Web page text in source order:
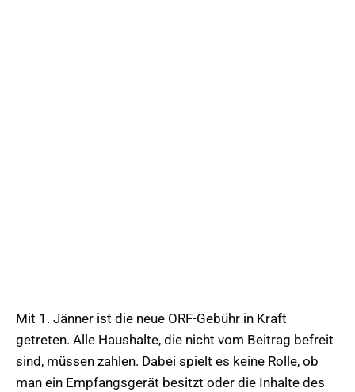
Mit 1. Jänner ist die neue ORF-Gebühr in Kraft
getreten. Alle Haushalte, die nicht vom Beitrag befreit
sind, müssen zahlen. Dabei spielt es keine Rolle, ob
man ein Empfangsgerät besitzt oder die Inhalte des